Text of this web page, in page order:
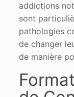
addictions
sont
pathologies
de changer
de manière